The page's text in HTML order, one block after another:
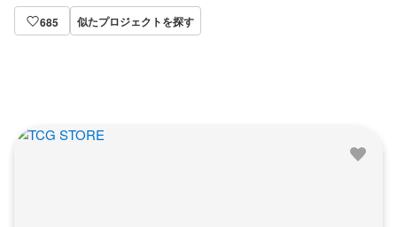
685 似たプロジェクトを探す